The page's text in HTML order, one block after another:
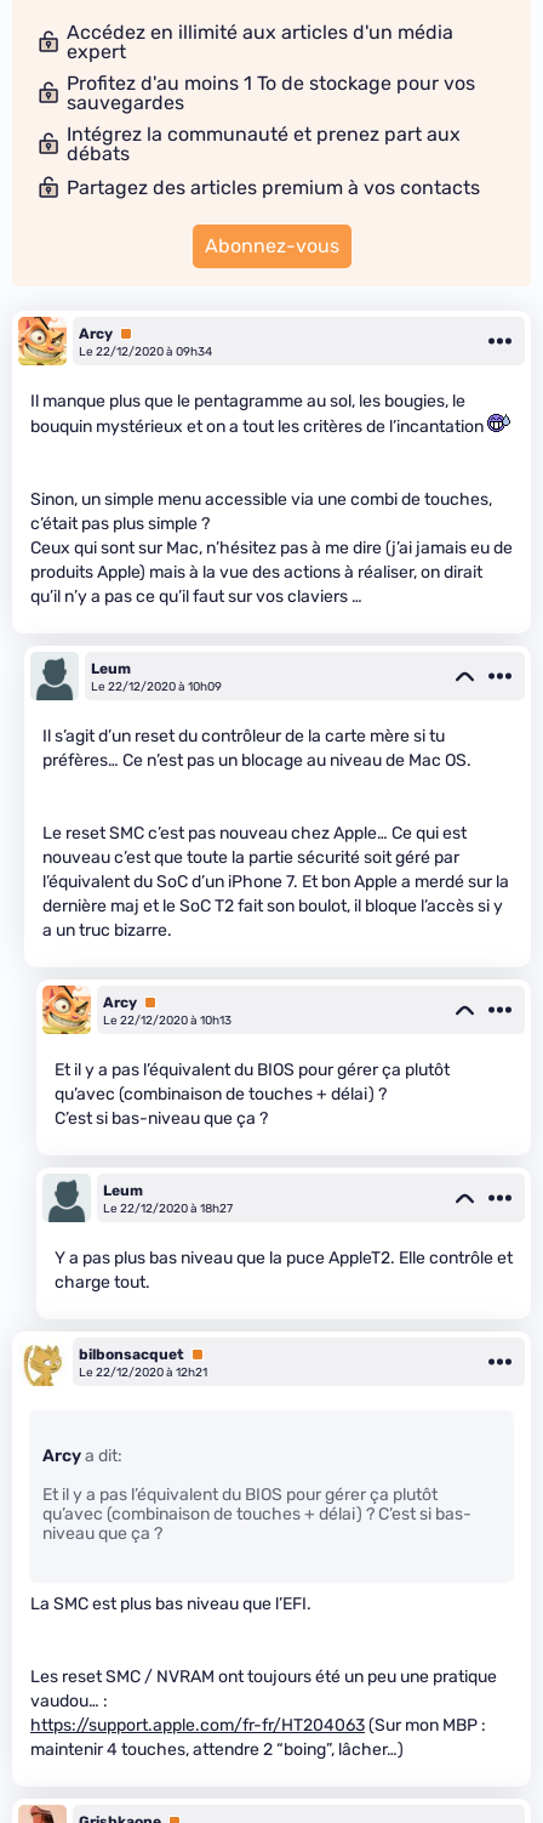
Accédez en illimité aux articles d'un média
expert
Profitez d'au moins 1 To de stockage pour vos
sauvegardes
Intégrez la communauté et prenez part aux
débats
Partagez des articles premium à vos contacts
Abonnez-vous
Arcy Premium
Le 22/12/2020 à 09h34
Il manque plus que le pentagramme au sol, les bougies, le
bouquin mystérieux et on a tout les critères de l’incantation
Sinon, un simple menu accessible via une combi de touches,
c’était pas plus simple ?
Ceux qui sont sur Mac, n’hésitez pas à me dire (j’ai jamais eu de
produits Apple) mais à la vue des actions à réaliser, on dirait
qu’il n’y a pas ce qu’il faut sur vos claviers …
Leum
Le 22/12/2020 à 10h09
Il s’agit d’un reset du contrôleur de la carte mère si tu
préfères… Ce n’est pas un blocage au niveau de Mac OS.
Le reset SMC c’est pas nouveau chez Apple… Ce qui est
nouveau c’est que toute la partie sécurité soit géré par
l’équivalent du SoC d’un iPhone 7. Et bon Apple a merdé sur la
dernière maj et le SoC T2 fait son boulot, il bloque l’accès si y
a un truc bizarre.
Arcy Premium
Le 22/12/2020 à 10h13
Et il y a pas l’équivalent du BIOS pour gérer ça plutôt
qu’avec (combinaison de touches + délai) ?
C’est si bas-niveau que ça ?
Leum
Le 22/12/2020 à 18h27
Y a pas plus bas niveau que la puce AppleT2. Elle contrôle et
charge tout.
bilbonsacquet Premium
Le 22/12/2020 à 12h21
Arcya dit:
Et il y a pas l’équivalent du BIOS pour gérer ça plutôt
qu’avec (combinaison de touches + délai) ? C’est si bas-
niveau que ça ?
La SMC est plus bas niveau que l’EFI.
Les reset SMC / NVRAM ont toujours été un peu une pratique
vaudou… :
https://support.apple.com/fr-fr/HT204063(Sur mon MBP :
maintenir 4 touches, attendre 2 “boing”, lâcher…)